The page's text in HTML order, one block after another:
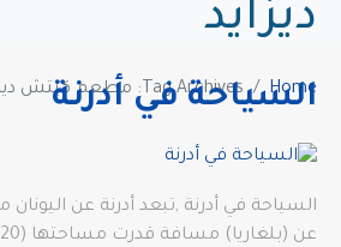
ديزايد
Home Tag Archives: مطعم كيتش ديزايد
السياحة في أدرنة